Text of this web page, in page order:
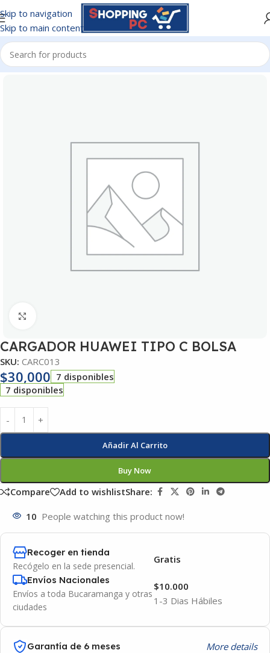
Skip to navigation
Skip to main content
Inicio/CARGADORES CELULAR
CARGADOR HUAWEI TIPO C BOLSA
SKU: CARC013
$30,000 7 disponibles
7 disponibles
Añadir Al Carrito
Buy Now
Compare Add to wishlistShare:
10 People watching this product now!
Recoger en tienda
Recógelo en la sede presencial.
Gratis
Envíos Nacionales
Envíos a toda Bucaramanga y otras
ciudades
1-3 Dias Hábiles
$10.000
Garantía de 6 meses More details